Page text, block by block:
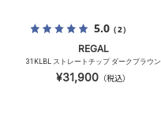
5.0（2）
REGAL
31KLBL ストレートチップ ダークブラウン
¥31,900 （税込）